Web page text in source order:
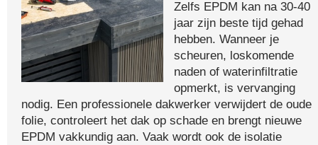
Zelfs EPDM kan na 30-40
jaar zijn beste tijd gehad
hebben. Wanneer je
scheuren, loskomende
naden of waterinfiltratie
opmerkt, is vervanging
nodig. Een professionele dakwerker verwijdert de oude
folie, controleert het dak op schade en brengt nieuwe
EPDM vakkundig aan. Vaak wordt ook de isolatie